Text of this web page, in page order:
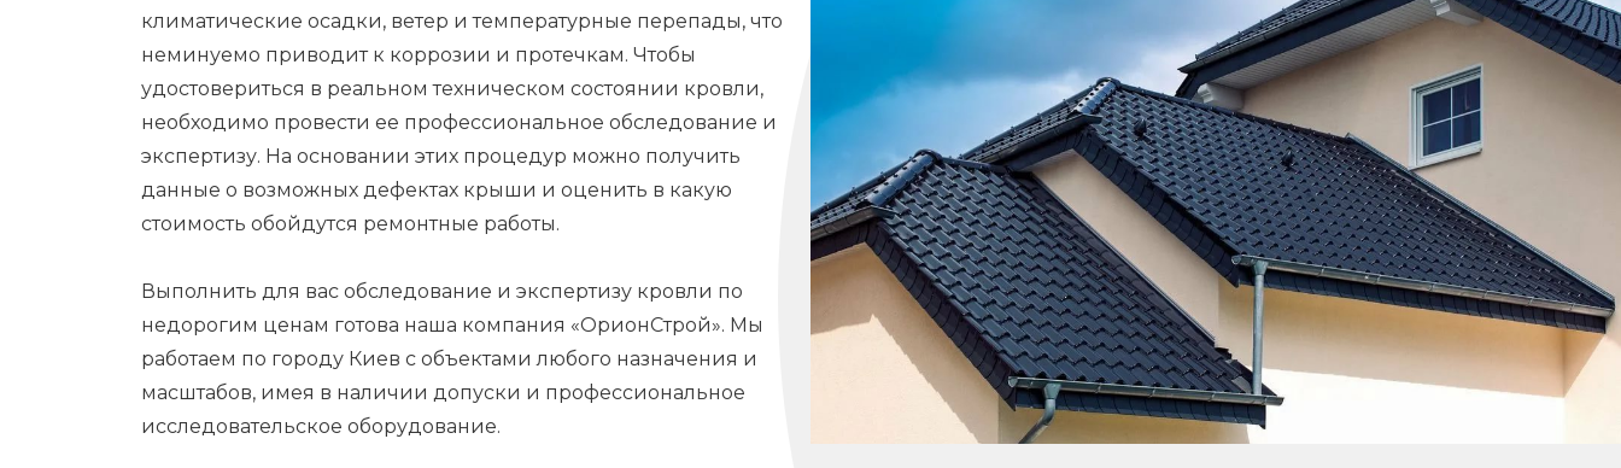
климатические осадки, ветер и температурные перепады, что
неминуемо приводит к коррозии и протечкам. Чтобы
удостовериться в реальном техническом состоянии кровли,
необходимо провести ее профессиональное обследование и
экспертизу. На основании этих процедур можно получить
данные о возможных дефектах крыши и оценить в какую
стоимость обойдутся ремонтные работы.
Выполнить для вас обследование и экспертизу кровли по
недорогим ценам готова наша компания «ОрионСтрой». Мы
работаем по городу Киев с объектами любого назначения и
масштабов, имея в наличии допуски и профессиональное
исследовательское оборудование.